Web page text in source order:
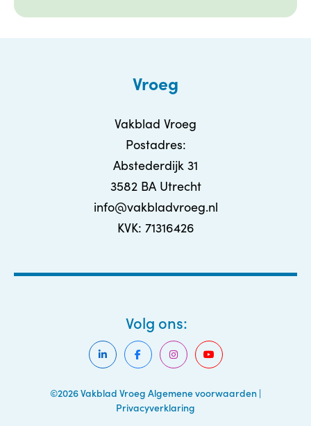
Vroeg
Vakblad Vroeg
Postadres:
Abstederdijk 31
3582 BA Utrecht
info@vakbladvroeg.nl
KVK: 71316426
©2026 Vakblad Vroeg Algemene voorwaarden |
Privacyverklaring
Volg ons: